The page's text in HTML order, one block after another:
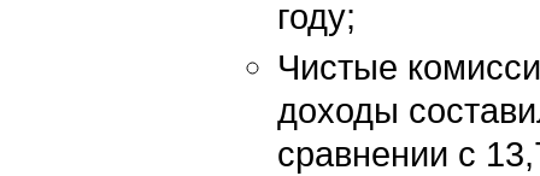
году;
Чистые
доходы
сравнении с